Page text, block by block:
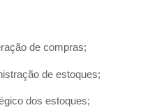
de compras;
de estoques;
dos estoques;